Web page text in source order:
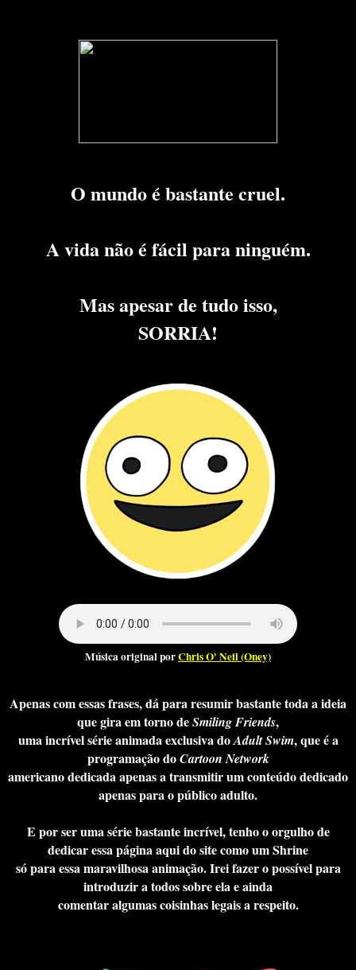
O mundo é bastante cruel.
A vida não é fácil para ninguém.
Mas apesar de tudo isso,
SORRIA!
Música original porChris O' Neil (Oney)
Apenas com essas frases, dá para resumir bastante toda a ideia
que gira em torno deSmiling Friends,
uma incrível série animada exclusiva doAdult Swim, que é a
programação doCartoon Network
americano dedicada apenas a transmitir um conteúdo dedicado
apenas para o público adulto.
E por ser uma série bastante incrível, tenho o orgulho de
dedicar essa página aqui do site como um Shrine
só para essa maravilhosa animação. Irei fazer o possível para
introduzir a todos sobre ela e ainda
comentar algumas coisinhas legais a respeito.